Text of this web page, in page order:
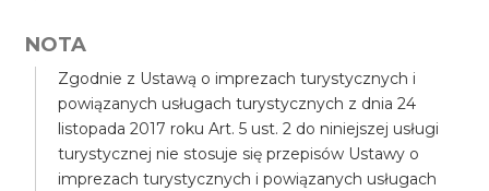
NOTA
Zgodnie z Ustawą o imprezach turystycznych i
powiązanych usługach turystycznych z dnia 24
listopada 2017 roku Art. 5 ust. 2 do niniejszej usługi
turystycznej nie stosuje się przepisów Ustawy o
imprezach turystycznych i powiązanych usługach